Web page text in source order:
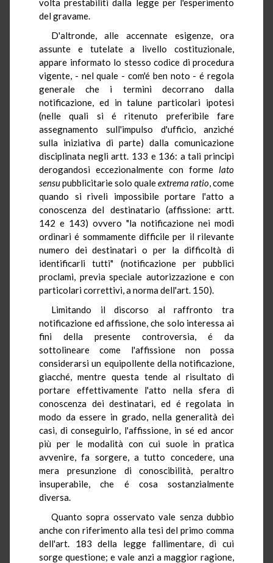
volta prestabiliti dalla legge per l'esperimento
del gravame.
D'altronde, alle accennate esigenze, ora
assunte e tutelate a livello costituzionale,
appare informato lo stesso codice di procedura
vigente, - nel quale - com'é ben noto - é regola
generale che i termini decorrano dalla
notificazione, ed in talune particolari ipotesi
(nelle quali si é ritenuto preferibile fare
assegnamento sull'impulso d'ufficio, anziché
sulla iniziativa di parte) dalla comunicazione
disciplinata negli artt. 133 e 136: a tali principi
derogandosi eccezionalmente con forme lato
sensupubblicitarie solo qualeextrema ratio, come
quando si riveli impossibile portare l'atto a
conoscenza del destinatario (affissione: artt.
142 e 143) ovvero "la notificazione nei modi
ordinari é sommamente difficile per il rilevante
numero dei destinatari o per la difficoltà di
identificarli tutti" (notificazione per pubblici
proclami, previa speciale autorizzazione e con
particolari correttivi, a norma dell'art. 150).
Limitando il discorso al raffronto tra
notificazione ed affissione, che solo interessa ai
fini della presente controversia, é da
sottolineare come l'affissione non possa
considerarsi un equipollente della notificazione,
giacché, mentre questa tende al risultato di
portare effettivamente l'atto nella sfera di
conoscenza dei destinatari, ed é regolata in
modo da essere in grado, nella generalità dei
casi, di conseguirlo, l'affissione, in sé ed ancor
più per le modalità con cui suole in pratica
avvenire, fa sorgere, a tutto concedere, una
mera presunzione di conoscibilità, peraltro
insuperabile, che é cosa sostanzialmente
diversa.
Quanto sopra osservato vale senza dubbio
anche con riferimento alla tesi del primo comma
dell'art. 183 della legge fallimentare, di cui
sorge questione; e vale anzi a maggior ragione,